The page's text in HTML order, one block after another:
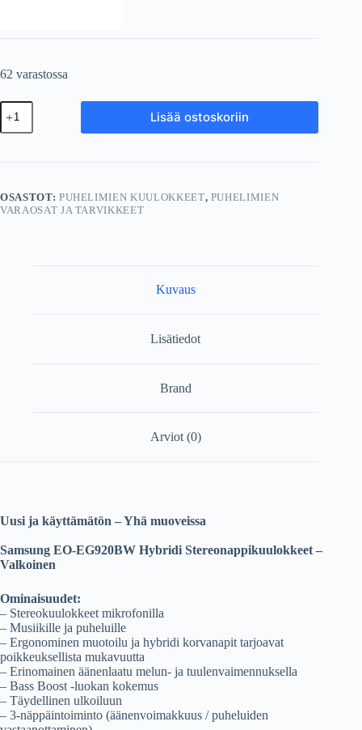
62 varastossa
Samsung
nappikuulokkeet
EO-
Valkoinen
Lisää ostoskoriin
OSASTOT: PUHELIMIEN KUULOKKEET, PUHELIMIEN
VARAOSAT JA TARVIKKEET
Kuvaus
Lisätiedot
Brand
Arviot (0)
Uusi ja käyttämätön – Yhä muoveissa
Samsung EO-EG920BW Hybridi Stereonappikuulokkeet –
Valkoinen
Ominaisuudet:
– Stereokuulokkeet mikrofonilla
– Musiikille ja puheluille
– Ergonominen muotoilu ja hybridi korvanapit tarjoavat
poikkeuksellista mukavuutta
– Erinomainen äänenlaatu melun- ja tuulenvaimennuksella
– Bass Boost -luokan kokemus
– Täydellinen ulkoiluun
– 3-näppäintoiminto (äänenvoimakkuus / puheluiden